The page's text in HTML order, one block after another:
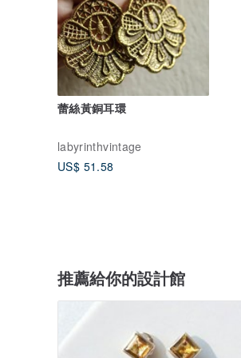
蕾絲黃銅耳環
labyrinthvintage
US$ 51.58
推薦給你的設計館